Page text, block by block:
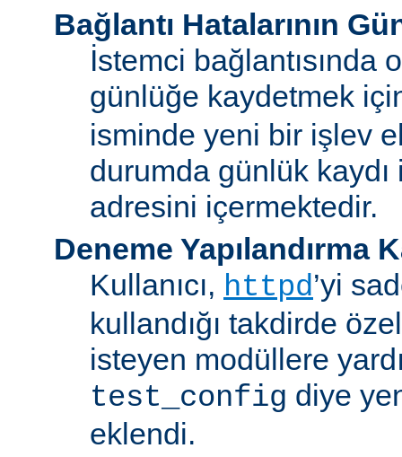
Bağlantı Hatalarının
İstemci bağlantısında
günlüğe kaydetmek
isminde yeni bir işlev
durumda günlük
adresini içermektedir.
Deneme Yapılandırma
Kullanıcı, httpd’yi
kullandığı takdirde
isteyen modüllere
test_config diye
eklendi.